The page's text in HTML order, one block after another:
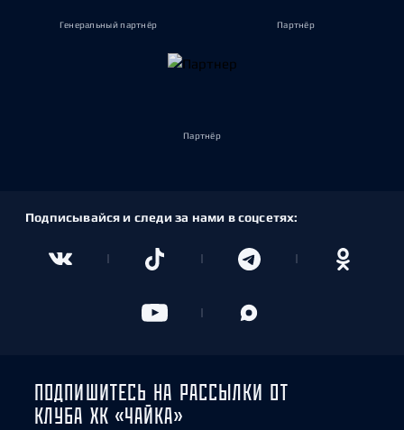
Генеральный партнёр Партнёр
Партнёр
Подписывайся и следи за нами в соцсетях:
ПОДПИШИТЕСЬ НА РАССЫЛКИ ОТ
КЛУБА ХК «ЧАЙКА»